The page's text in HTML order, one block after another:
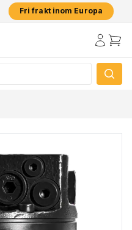
Fri frakt inom Europa